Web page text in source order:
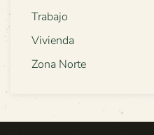
Trabajo
Vivienda
Zona Norte